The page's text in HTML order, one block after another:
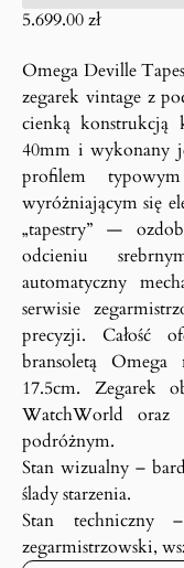
5.699.00zł
Omega Deville
zegarek vintage z
cienką
40mm i wykonany
profilem
wyróżniającym się
„tapestry” —
odcieniu
automatyczny
serwisie
precyzji. Całość
bransoletą
17.5cm. Zegarek
WatchWorld oraz
podróżnym.
Stan wizualny –
ślady starzenia.
Stan techniczny
zegarmistrzowski,